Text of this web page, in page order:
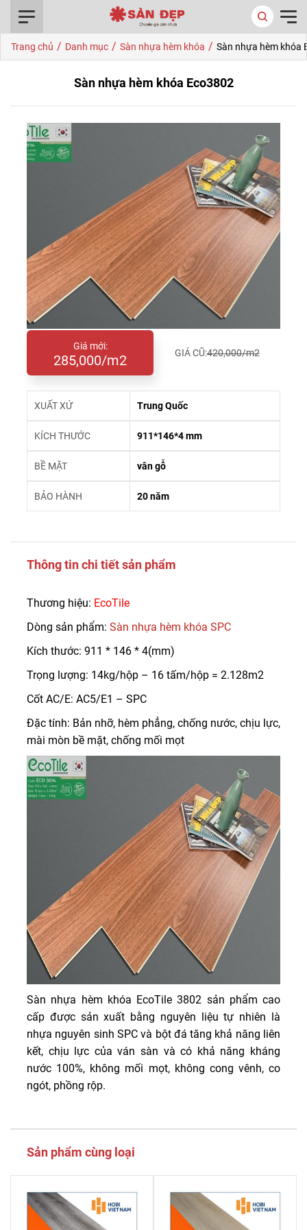
Trang chủ / Danh mục / Sàn nhựa hèm khóa / Sàn nhựa hèm khóa
Sàn nhựa hèm khóa Eco3802
Giá mới:
285,000/m2 GIÁ CŨ:420,000/m2
XUẤT XỨ Trung Quốc
KÍCH THƯỚC 911*146*4 mm
BỀ MẶT vân gỗ
BẢO HÀNH 20 năm
Thông tin chi tiết sản phẩm
Thương hiệu: EcoTile
Dòng sản phẩm: Sàn nhựa hèm khóa SPC
Kích thước: 911 * 146 * 4(mm)
Trọng lượng: 14kg/hộp – 16 tấm/hộp = 2.128m2
Cốt AC/E: AC5/E1 – SPC
Đặc tính: Bản nhỡ, hèm phẳng, chống nước, chịu lực,
mài mòn bề mặt, chống mối mọt
Sàn nhựa hèm khóa EcoTile 3802 sản phẩm cao
cấp được sản xuất bằng nguyên liệu tự nhiên là
nhựa nguyên sinh SPC và bột đá tăng khả năng liên
kết, chịu lực của ván sàn và có khả năng kháng
nước 100%, không mối mọt, không cong vênh, co
ngót, phồng rộp.
Sản phẩm cùng loại